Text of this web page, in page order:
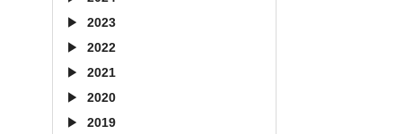
2023
2022
2021
2020
2019